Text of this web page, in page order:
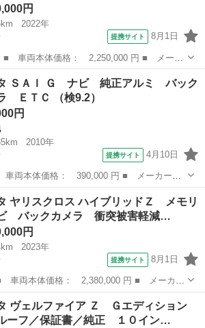
円
2022年
提携サイト 8月1日
： ヤリスクロス ■ グレード名： ハイ
ビ バックカメラ 衝突被害軽減システム
タ
タ ＳＡＩ Ｇ ナビ 純正アルミ バック
ＥＴＣ （検9.2）
円
2010年
提携サイト 4月10日
： ＳＡＩ ■ グレード名： Ｇ ナビ 純
ＥＴＣ ■ 排気量： 2400cc ■ ドア枚
他
ヤリスクロス ハイブリッドＺ メモリ
バックカメラ 衝突被害軽減…
円
2023年
提携サイト 8月1日
ヤリスクロス ■ グレード名： ハイブ
バックカメラ 衝突被害軽減システム Ｅ
タ
ヴェルファイア Ｚ Ｇエディション
ーフ／保証書／純正 １０イン…